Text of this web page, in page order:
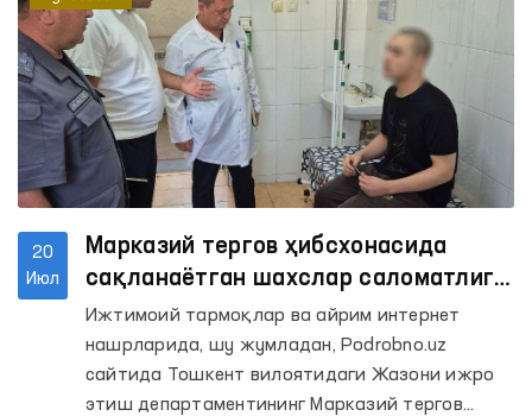
20
Июл
Марказий тергов ҳибсхонасида
сақланаётган шахслар саломатлиги
билан боғлиқ хабарлар ўрганилди
Ижтимоий тармоқлар ва айрим интернет
нашрларида, шу жумладан, Podrobno.uz
сайтида Тошкент вилоятидаги Жазони ижро
этиш департаментининг Марказий тергов